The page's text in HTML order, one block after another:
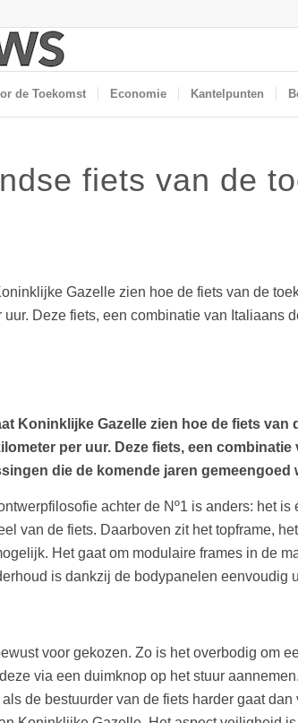
de Toekomst Economie Kantelpunten
fiets van de
Gazelle zien hoe de fiets van de
Deze fiets, een combinatie van Italiaans
Koninklijke Gazelle zien hoe de fiets van
per uur. Deze fiets, een
die de komende jaren gemeengoed
achter de Nº1 is anders: het
van de fiets. Daarboven zit het topframe,
Het gaat om modulaire frames in de
is dankzij de bodypanelen eenvoudig
voor gekozen. Zo is het overbodig om
via een duimknop op het stuur
de bestuurder van de fiets harder gaat